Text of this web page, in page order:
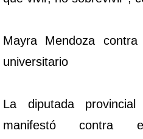
Mayra Mendoza contra
universitario
La diputada
manifestó contra el